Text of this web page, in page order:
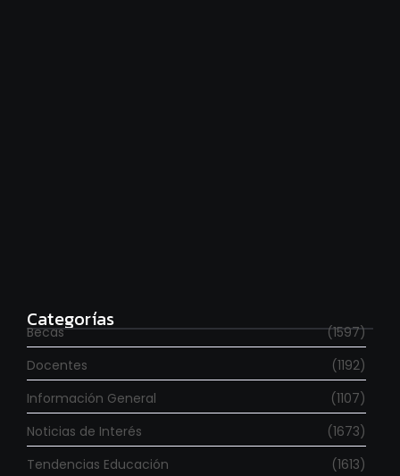
Categorías
Becas
(1597)
Docentes
(1192)
Información General
(1107)
Noticias de Interés
(1673)
Tendencias Educación
(1613)